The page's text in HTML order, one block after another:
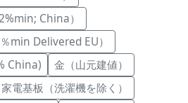
China）
min Delivered EU）
China)
金（山元建値）
家電基板（洗濯機を除く）